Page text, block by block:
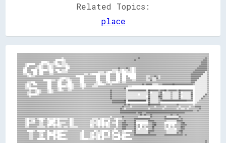
Related Topics:
place
▒▒▒▒▒▒▒▒▒▒▒▒▒▒▒▒▒▒▒▒▒▒▒▒▒▒▒▒▒▒▒▒▒▒▒▒▒▒▒▒▒▒▒▒░░▒▒▒▒▒▒▒▒▒▒▒▒▒▒▒▒▒▒▒▒▒▒▒▒▒▒▒▒▒▒▒▒▒▒▒▒▒▒▒▒▒▒▒▒▒▒▒▒▒▒▒▒▒▒▒▒▒▒▒▒▒▒▒▒▒▒▒▒▒▒▒▒▒▒▓▓▒▒▒▒▒▒▒▒▒▒▒▒▒▒▒▒▒▒▒▒▒▒▒▒▒▒▒▒▒▒▒▒▒▒▒▒▒▒▒▒▒▒▒▒▒▒▒▒▒▒▒▒▒▒▒▒▒▒▒▒▒▒▒▒▓▓▒▒
▒▒▒▒▒▒▒▒▒▒▒▒▒▒▒▒▒▒▒▒▒▒▒▒▒▒▒▒▒▒▒▒▒▒▒▒▒▒        ░░▒▒▒▒▒▒▒▒▒▒▒▒▒▒▒▒▒▒▒▒▒▒▒▒▒▒▒▒▒▒▒▒▒▒▒▒▒▒▒▒▒▒▒▒▒▒▒▒▒▒▒▒▒▒▒▒▒▒▒▒▒▒▒▒▒▒▒▒▓▓▒▒▒▒▒▒▒▒▒▒▒▒▒▒▒▒▒▒▒▒▒▒▒▒▒▒▒▒▒▒▒▒▒▒▒▒▒▒▒▒▒▒▒▒▒▒▒▒▒▒▒▒▒▒▒▒▒▒▒▒▒▒▒▒▒▒▓▓▓▓▒▒
▒▒▒▒▒▒▒▒▒▒▒▒▒▒▒▒▒▒▒▒▒▒▒▒      ░░▒▒▒▒░░  ▒▒▒▒░░░░▒▒▒▒▒▒▒▒▒▒▒▒▒▒▒▒▒▒▒▒▒▒▒▒▒▒▒▒▒▒▒▒▒▒▒▒▒▒▒▒▒▒▒▒▒▒▒▒▒▒▒▒▒▒▒▒▒▒▒▒▒▒▒▒▒▒▒▒▒▒▒▒▒▒▒▒▒▒▒▒▒▒▒▒▒▒▒▒▒▒▒▒▒▒▒▒▒▒▒▒▒▒▒▒▒▒▒▒▒▒▒▒▒▒▒▒▒▒▒▒▒▒▒▒▒▒▒▒▒▒▒▒▒▒▓▓▓▓▓▓▒▒
▒▒▒▒▒▒▒▒░░        ▒▒▒▒░░  ░░░░  ░░░░░░  ░░▒▒░░░░░░▒▒▒▒▒▒▒▒▒▒▒▒▒▒▒▒▒▒▒▒▒▒▒▒▒▒▒▒▒▒▒▒▒▒▒▒▒▒▒▒▒▒▒▒▒▒▒▒▒▒▒▒▒▒▒▒▒▒▒▒▒▒▒▒▒▒▒▒▒▒▒▒▒▒▒▒▒▒▒▒▒▒▒▒▒▒▒▒▒▒▒▒▒▒▒▒▒▒▒▒▒▒▒▒▒▒▒▒▒▒▒▒▒▒▒▒▒▒▒▒▒▒▒▒▒▒▒▒▒▒▒▒▓▓▓▓▓▓▒▒
▒▒▒▒▒▒▒▒░░  ▒▒▒▒▒▒▒▒░░  ░░▒▒▒▒░░  ░░▒▒░░    ░░░░  ░░▒▒▒▒▒▒▒▒▒▒▒▒▒▒▒▒▒▒▒▒▒▒▒▒▒▒▒▒▒▒▒▒▒▒▒▒▒▒▒▒▒▒▒▒▒▒▒▒▒▒▒▒▒▒▒▒▒▒▒▒▒▒▒▒▒▒▒▒▒▒▒▒▒▒▒▒▒▒▒▒▒▒▒▒▒▒▒▒▒▒▒▒▒▒▒▒▒▒▒▒▒▒▒▒▒▒▒▒▒▒▒▒▒▒▒▒▒▒▒▒▒▒▒▒▒▒▒▒▓▓▓▓▓▓▓▓▒▒
▒▒▒▒▒▒░░  ▒▒▒▒▒▒▒▒░░░░  ░░▒▒▒▒░░  ░░▒▒▒▒▒▒▒▒▒▒▒▒    ▒▒▒▒▒▒▒▒▒▒▒▒▒▒▒▒▒▒▒▒▒▒▒▒▒▒▒▒▒▒▒▒▒▒▒▒▒▒▒▒▒▒▒▒▒▒▒▒▓▓▒▒▒▒▒▒▓▓▒▒░░  ░░▒▒▒▒▒▒▒▒▒▒▒▒▒▒▒▒▒▒▒▒▒▒▒▒▒▒▒▒▒▒▒▒▒▒▒▒▒▒▒▒▒▒▒▒▒▒▒▒▒▒▒▒▒▒▒▒▒▒▒▒▓▓▓▓▓▓▓▓▓▓▒▒
▒▒▒▒▒▒    ▒▒▒▒      ▒▒        ░░    ▒▒    ▒▒░░░░  ▒▒▒▒▒▒▒▒▒▒▒▒▒▒▒▒▒▒▒▒▒▒▒▒▒▒▒▒▒▒▒▒▒▒▒▒▒▒▒▒▒▒▒▒░░░░░░▒▒░░  ░░░░▒▒░░  ░░▒▒▒▒▒▒▒▒▒▒▒▒▒▒▒▒▒▒▒▒▒▒▒▒▒▒▒▒▒▒▒▒▒▒▒▒▒▒▒▒▒▒▒▒▒▒▒▒▒▒▒▒▒▒▒▒▒▒▓▓▓▓▓▓▓▓▓▓▓▓▒▒
▒▒▒▒▒▒    ▒▒▒▒▒▒    ▒▒    ▒▒▒▒▒▒    ▒▒▒▒    ░░░░░░▒▒▒▒▒▒▒▒▒▒▒▒▒▒▒▒▒▒▒▒▒▒▒▒▒▒▒▒▒▒░░░░░░▒▒░░    ░░░░  ░░░░    ░░░░░░  ░░▒▒▒▒▒▒▒▒▒▒▒▒▒▒▒▒▒▒▒▒▒▒▒▒▒▒▒▒▒▒▒▒▒▒▒▒▒▒▒▒▒▒▒▒▒▒▒▒▒▒▒▒▒▒▒▒▓▓▓▓▓▓▓▓▓▓▓▓░░▒▒
▒▒▒▒▒▒░░░░  ░░▒▒    ▒▒    ▒▒▒▒▒▒░░░░▒▒▒▒▒▒▒▒▒▒▒▒▒▒▒▒▒▒▒▒▒▒▒▒▒▒▒▒▒▒░░░░▒▒░░        ░░░░░░    ▒▒▒▒▒▒    ▒▒              ▒▒▒▒▒▒▒▒▒▒▒▒▒▒▒▒▒▒▒▒▒▒▒▒▒▒▒▒▒▒▒▒▒▒▒▒▒▒▒▒▒▒▒▒▒▒▒▒▒▒▒▒▒▒▓▓▓▓▓▓▓▓▓▓▓▓░░░░▒▒
▒▒▒▒▒▒▒▒▒▒░░  ░░░░▒▒▒▒▒▒▒▒▒▒▒▒▒▒▒▒▒▒▒▒▒▒▒▒▒▒▒▒▒▒▒▒▒▒▒▒▒▒▒▒        ▒▒▒▒▒▒▒▒▒▒▒▒    ▒▒▒▒▒▒    ▒▒▒▒▒▒    ▒▒    ▒▒        ▒▒▒▒▒▒▒▒▒▒░░░░▒▒▒▒▓▓▒▒░░▒▒▒▒▒▒▒▒▒▒▒▒▒▒▒▒▒▒▒▒▒▒▒▒▒▒▒▒▒▒▓▓▓▓▓▓▓▓▓▓░░░░░░▒▒
▒▒▒▒▒▒▒▒▒▒▒▒▒▒▒▒▒▒▒▒▒▒▒▒▒▒▒▒▒▒▒▒▒▒▒▒▒▒▒▒▒▒░░    ░░░░▒▒▒▒▒▒▒▒▒▒    ▒▒▒▒▒▒▒▒▒▒▒▒    ▒▒▒▒▒▒    ▒▒▒▒▒▒    ▒▒    ▒▒▒▒      ▒▒▒▒▒▒▒▒▒▒░░▒▒▒▒░░░░▓▓░░▒▒▒▒▒▒▒▒▒▒▒▒▒▒▒▒▒▒▒▒▒▒▒▒▒▒▒▒▒▒▓▓▓▓▓▓▓▓░░░░░░░░▒▒
▒▒▒▒▒▒▒▒▒▒▒▒▒▒▒▒▒▒▒▒▒▒▒▒▒▒        ░░░░▒▒░░  ░░▒▒░░  ░░▒▒▒▒▒▒▒▒    ▒▒▒▒▒▒▒▒▒▒▒▒    ▒▒▒▒▒▒    ▒▒▒▒▒▒    ▒▒    ▒▒▒▒▒▒░░░░▒▒▒▒▒▒▒▒▒▒░░░░▓▓░░░░▒▒▒▒▒▒▒▒▒▒▒▒▒▒▒▒▒▒▒▒▒▒▒▒▒▒▒▒▒▒▒▒▒▒▓▓▓▓▓▓░░░░░░░░░░▒▒
▒▒▒▒▒▒▒▒▒▒░░░░    ▒▒▒▒▒▒▒▒▒▒▒▒    ▒▒▒▒▒▒    ▒▒▒▒▒▒    ▒▒▒▒▒▒▒▒    ▒▒▒▒▒▒▒▒▒▒▒▒░░  ░░▒▒▒▒░░  ░░      ░░▒▒░░░░▒▒▒▒▒▒▒▒▒▒▒▒▒▒▒▒▒▒▒▒▒▒▒▒▒▒▒▒▒▒▒▒▒▒▒▒▒▒▒▒▒▒▒▒▒▒▒▒▒▒▒▒▒▒▒▒▒▒▒▒▒▒▒▒▓▓▓▓░░░░░░░░░░░░▒▒
▒▒▒▒▒▒▒▒░░  ░░▒▒    ▒▒▒▒▒▒▒▒▒▒    ▒▒▒▒▒▒    ▒▒▒▒░░    ░░▒▒▒▒▒▒░░  ░░▒▒▒▒▒▒▒▒░░░░      ░░▒▒▒▒░░▒▒▒▒▒▒▒▒▒▒▒▒▒▒▒▒▒▒▒▒▒▒▒▒▒▒▒▒▒▒▓▓▒▒▓▓▓▓▓▓░░░░░░▒▒▒▒▓▓▓▓▓▓▓▓▓▓██▓▓▓▓▓▓▓▓▓▓▓▓▓▓▓▓▓▓▒▒░░░░░░░░░░░░▒▒
▒▒▒▒▒▒▒▒░░░░        ▒▒▒▒▒▒▒▒▒▒    ▒▒▒▒▒▒░░  ▒▒▒▒▒▒░░  ░░▒▒▒▒▒▒▒▒░░▒▒▒▒▒▒▒▒▒▒▒▒▒▒▒▒▒▒▒▒▒▒▒▒▒▒▒▒▒▒▒▒▒▒▒▒▒▒▒▒▓▓                                                                    ░░░░░░░░░░░░▒▒
▒▒▒▒▒▒▒▒▒▒▒▒░░▒▒▒▒░░  ░░▒▒▒▒▒▒░░  ░░▒▒▒▒░░  ░░▒▒▒▒░░░░▒▒▒▒▒▒▒▒▒▒▒▒▒▒▒▒▒▒▒▒▒▒▒▒▒▒▒▒▒▒▒▒▒▒▒▒▒▒▓▓▒▒▒▒▒▒▒▒▒▒▒▒▒▒░░▓▓▓▓▓▓▓▓▓▓▓▓▓▓▓▓▓▓░░██▓▓▓▓▓▓▓▓▒▒▓▓▓▓██▒▒▓▓▓▓▓▓▓▓▒▒██▓▓▓▓▓▓▓▓▓▓▓▓  ░░░░░░░░░░░░▒▒
▒▒▒▒▒▒▒▒▒▒░░░░▒▒▒▒░░  ░░▒▒▒▒▒▒░░  ░░▒▒▒▒▒▒▒▒▒▒▒▒▒▒▒▒▒▒▒▒▒▒▒▒▒▒▒▒▒▒▒▒▒▒▒▒▒▒▒▒▒▒▒▒▒▒▒▒▒▒▒▒▒▒▒▒▓▓▒▒▒▒▒▒▒▒▒▒▒▒▒▒░░░░░░░░░░░░░░░░░░░░░░▓▓  ░░░░░░▒▒▓▓  ░░░░░░▒▒░░░░░░▓▓  ░░░░░░░░▓▓  ░░░░░░░░░░░░▒▒
▒▒▒▒▒▒▒▒▒▒░░        ░░▒▒▒▒▒▒▒▒▒▒▒▒▒▒▒▒▒▒▒▒▒▒▒▒▒▒▒▒▒▒▒▒▒▒▒▒▒▒▒▒▒▒▒▒▒▒▒▒▒▒▒▒▒▒▒▒▒▒▒▒▒▒▒▒▒▒▒▒▒▒▓▓▒▒▒▒▒▒▒▒▒▒▒▒▒▒░░░░░░░░░░░░  ░░░░░░░░▓▓░░░░░░░░▒▒▓▓░░░░░░░░▒▒░░░░░░▓▓░░░░░░░░░░██  ░░░░░░░░░░▓▓▒▒
▒▒▒▒▒▒▒▒▒▒▒▒░░▒▒▒▒▒▒▒▒▒▒▒▒▒▒▒▒▒▒▒▒▒▒▒▒▒▒▒▒▒▒▒▒▒▒▒▒▒▒▒▒▒▒▒▒▒▒▒▒▒▒▒▒▒▒▒▒▒▒▒▒▒▒▒▒▒▒▒▒▒▒▒▒▒▒▒▒▒▒▓▓▒▒▒▒▒▒▒▒▒▒▒▒▒▒░░░░░░░░░░░░░░░░░░░░  ▓▓░░░░░░░░██▓▓░░░░░░░░▒▒░░░░░░▓▓  ░░░░░░░░▓▓  ░░░░░░░░▓▓▒▒▒▒
▒▒▒▒▒▒▒▒▒▒▒▒▒▒▒▒▒▒▒▒▒▒▒▒▒▒▒▒▒▒▒▒▒▒▒▒▒▒▒▒▒▒▒▒▒▒▒▒▒▒▒▒▒▒▒▒▒▒▒▒▒▒▒▒▒▒▒▒▒▒▒▒▒▒▒▒▒▒▒▒▒▒▒▒▒▒▒▒▒▒▒▒▓▓▒▒▒▒▒▒▒▒▒▒▒▒▒▒░░░░░░░░░░░░░░░░░░░░░░██░░░░░░░░▒▒▓▓░░░░░░░░▒▒░░░░░░▓▓░░░░░░░░░░▓▓  ░░░░░░▓▓▒▒▒▒▒▒
▒▒▒▒▒▒▒▒▒▒▒▒▒▒▒▒▒▒▒▒▒▒▒▒▒▒▒▒▒▒▒▒▒▒▒▒▒▒▒▒▒▒▒▒▒▒▒▒▒▒▒▒▒▒▒▒▒▒▒▒▒▒▒▒▒▒▒▒▒▒▒▒▒▒▒▒▒▒▒▒▒▒▒▒▒▒▒▒▒▒▒▒▒▒▓▓▓▓▓▓▓▓▓▓▓▓██░░██████████████████░░▓▓░░░░░░░░▒▒▓▓████████████████████████▓▓▓▓▓▓  ░░░░▒▒▒▒▒▒▒▒▒▒
▒▒▒▒▒▒▒▒▒▒▒▒▒▒▒▒▒▒▒▒▒▒▒▒▒▒▒▒▒▒▒▒▒▒▒▒▒▒▒▒▒▒▒▒▒▒▒▒▒▒▒▒▒▒▒▒▒▒▒▒▒▒▒▒▒▒▒▒▒▒▒▒▒▒▒▒▒▒▒▒▒▒▒▒▒▒▒▒▒▒▒▒▒▒▓▓▓▓▓▓▓▓▓▓▓▓▓▓                      ▓▓░░░░░░░░▒▒                                  ░░▒▒▒▒▒▒▒▒▒▒▒▒
▒▒▒▒▒▒▒▒▒▒▒▒▒▒▒▒▒▒▒▒▒▒▒▒▒▒▒▒▒▒▒▒▒▒▒▒▒▒▒▒▒▒▒▒▒▒▒▒▒▒▒▒▒▒▒▒▒▒▒▒▒▒▒▒▒▒▒▒▒▒▒▒▒▒▒▒▒▒▒▒▒▒▒▒▒▒▒▒▒▒▒▒▒▒▒▒▒▒▒▒▒▒▒▒▒▒▓▓▒▒▓▓▒▒▒▒▒▒▒▒▒▒▒▒▒▒▒▒▒▒██▓▓▓▓▓▓▓▓▓▓▒▒▒▒▒▒▒▒▒▒▒▒▒▒▒▒▓▓▒▒▒▒▒▒▒▒▒▒▒▒▒▒░░▒▒▒▒▒▒▒▒▒▒▒▒▒▒
▒▒▒▒▒▒▒▒▒▒▒▒▒▒▒▒▒▒▒▒▒▒▒▒▒▒▒▒▒▒▒▒▒▒▒▒▒▒▒▒▒▒▒▒▒▒▒▒▒▒▒▒▒▒▒▒▒▒▒▒▒▒▒▒▒▒▒▒▒▒▒▒▒▒▒▒▒▒▒▒▒▒▒▒▒▒▒▒▒▒▒▒▒▒▒▒▒▒▒▒▒▒▒▒▓▓▒▒▒▒▒▒░░▒▒▒▒▒▒▒▒▒▒▒▒▒▒▒▒▒▒▒▒▒▒░░▒▒▒▒▒▒▒▒░░▒▒▒▒▒▒▒▒▒▒▒▒░░▒▒▒▒▒▒▒▒░░▒▒▒▒▓▓▓▓▓▓▒▒▒▒▒▒▒▒
▒▒▒▒▒▒▒▒▒▒▒▒▒▒▒▒▒▒▒▒▒▒▒▒▒▒▒▒▒▒▒▒▒▒▒▒▒▒▒▒▒▒▒▒▒▒▒▒▒▒▒▒▒▒▒▒▒▒▒▒▒▒▒▒▒▒▒▒▒▒▒▒▒▒▒▒▒▒▒▒▒▒▒▒▒▒▒▒▒▒▒▒▒▒▒▒▒▒▒▒▒▒▓▓▒▒░░▒▒▒▒▒▒▒▒▒▒▒▒▒▒▒▒▒▒▒▒▒▒░░▒▒▒▒▒▒▒▒▒▒▒▒░░▒▒▒▒▒▒▒▒▒▒▒▒░░▒▒░░░░▒▒░░▒▒▒▒▒▒▒▒▒▒▓▓▒▒▒▒▒▒▒▒
▒▒▒▒▒▒▒▒▒▒▒▒▒▒▒▒▒▒▒▒▒▒▒▒▒▒▒▒▒▒▒▒▒▒▒▒▒▒▒▒▒▒▒▒▒▒▒▒▒▒▒▒▒▒▒▒▒▒▒▒▒▒▒▒▒▒▒▒▒▒▒▒▒▒▒▒▒▒▒▒▒▒▒▒▒▒▒▒▒▒▒▒▒▒▒▒▒▒▒▒▒▒▓▓▓▓▓▓▓▓▓▓▓▓▓▓▓▓▓▓▓▓▓▓▓▓▓▓▓▓▓▓▓▓▓▓▓▓▓▓▓▓▓▓▓▓▓▓▓▓▓▓▓▓▓▓▓▓▓▓▓▓▓▓▓▓▓▓▓▓▓▓▓▓▒▒▒▒▓▓▒▒▒▒▒▒▒▒▒▒
▒▒▒▒▒▒▒▒▒▒▒▒▒▒▒▒▒▒▒▒▒▒▒▒▒▒▒▒▒▒▒▒▒▒▒▒▒▒▒▒▒▒▒▒▒▒▒▒▒▒▒▒▒▒▒▒▒▒▒▒▒▒▒▒▒▒▒▒▒▒▒▒▒▒▒▒▒▒▒▒▒▒▒▒▒▒▒▒▒▒▒▒▒▒▒▒▒▒▒▒▒▒▓▓▓▓▓▓▓▓▓▓▓▓▓▓▓▓▒▒▓▓▓▓▒▒▒▒▓▓▓▓▓▓▓▓▓▓▓▓▓▓▓▓▓▓▓▓▓▓▓▓▓▓▓▓▓▓▓▓▓▓▓▓▓▓▒▒▒▒▒▒▒▒▒▒▒▒▒▒▒▒▒▒▒▒▒▒▒▒
▒▒▒▒▒▒▒▒▒▒▒▒▒▒▒▒▒▒▒▒▒▒▒▒▒▒▒▒▒▒▒▒▒▒▒▒▒▒▒▒▒▒▒▒▒▒▒▒▒▒▒▒▒▒▒▒▒▒▒▒▒▒▒▒▒▒▒▒▒▒▒▒▒▒▒▒▒▒▒▒▒▒▒▒▒▒▒▒▒▒▒▒▒▒▒▒▒▒▒▒▒▒▒▒▒▒▒▒▒▒▒▒▒▒▒▒▒▒▒▒▒▒▓▓▒▒▓▓▒▒▒▒▓▓▒▒▒▒▒▒▒▒▒▒▒▒▒▒▒▒▒▒▓▓▒▒▒▒▓▓▒▒▒▒▒▒▒▒▒▒▒▒▒▒▒▒▒▒▒▒▒▒▒▒▒▒▒▒▒▒
▒▒▒▒▒▒▒▒▒▒▒▒▒▒▒▒▒▒▒▒▒▒▒▒▒▒▒▒▒▒▒▒▒▒▒▒▒▒▒▒▒▒▒▒▒▒▒▒▒▒▒▒▒▒▒▒▒▒▒▒▒▒▒▒▒▒▒▒▒▒▒▒▒▒▒▒▒▒▒▒▒▒▒▒▒▒▒▒▒▒▒▒░░▒▒▒▒▒▒▒▒▒▒▓▓▒▒▒▒▒▒▒▒▒▒▒▒▒▒░░░░░░░░░░░░▓▓▒▒▒▒▒▒▒▒▒▒▒▒▓▓░░░░░░░░░░░░▓▓▒▒▒▒▒▒▒▒▒▒▒▒▒▒▒▒▒▒▒▒▒▒▒▒▒▒▒▒
▒▒▒▒▒▒▒▒░░  ░░░░░░▒▒░░    ░░▒▒  ░░░░  ░░  ░░░░░░░░▒▒  ░░▒▒▒▒▒▒▒▒▒▒▒▒▒▒▒▒▒▒░░░░░░▒▒░░  ░░░░░░▒▒▒▒░░  ░░░░▒▒▒▒▒▒▒▒▒▒▒▒▓▓▓▓▓▓▓▓▓▓▓▓▓▓▓▓▒▒▒▒▒▒▒▒▒▒▒▒▒▒▓▓▓▓▓▓▓▓▓▓▓▓▓▓▒▒▓▓▒▒▒▒▒▒▒▒▒▒▒▒▒▒▒▒▒▒▒▒▒▒▒▒▒▒
▒▒▒▒▒▒▒▒░░  ▒▒░░  ▒▒▒▒░░  ▒▒▒▒░░      ▒▒  ▒▒▒▒▒▒▒▒▒▒  ░░▒▒▒▒▒▒▒▒▒▒▒▒▒▒▒▒░░░░▒▒░░  ░░  ▒▒▒▒  ▒▒▒▒▒▒  ▒▒▒▒▒▒▓▓▒▒▒▒▒▒▒▒▓▓░░░░░░░░░░░░▓▓▓▓▓▓▒▒▒▒▒▒▒▒▒▒▒▒░░░░░░░░░░▓▓▓▓▓▓▒▒▒▒▒▒▒▒▒▒▒▒▒▒▒▒▒▒▒▒▒▒▒▒▒▒
▒▒▒▒▒▒▒▒░░  ░░░░░░▒▒▒▒░░░░▒▒▒▒░░    ░░▒▒  ░░░░░░▒▒▒▒  ░░▒▒▒▒▒▒▒▒▒▒▒▒▒▒▒▒░░░░░░░░  ░░  ░░  ░░▒▒░░░░  ▒▒▒▒▓▓▓▓▒▒▒▒▒▒▒▒▓▓            ▒▒▒▒▓▓▓▓▒▒▒▒▒▒▒▒            ▒▒▒▒▓▓██▒▒▒▒▒▒▒▒▒▒▒▒▒▒▒▒▒▒▒▒▒▒▒▒
▒▒▒▒▒▒▒▒░░  ▒▒▒▒▒▒▒▒▒▒░░░░▒▒▒▒    ░░  ░░  ░░▒▒▒▒▒▒▒▒  ░░▒▒▒▒▒▒▒▒▒▒▒▒▒▒▒▒  ░░▒▒░░  ░░  ░░  ░░▒▒▒▒▒▒  ▒▒▒▒▓▓▓▓▓▓▒▒▒▒▒▒▓▓░░▒▒  ░░░░░░▒▒▒▒▓▓██▒▒▒▒▒▒▒▒░░▒▒  ░░  ▒▒▒▒▒▒▓▓▓▓▓▓▒▒▒▒▒▒▒▒▒▒▒▒▒▒▒▒▒▒▒▒▒▒
▒▒▒▒▒▒▒▒░░░░▒▒▒▒▒▒▒▒░░░░░░░░▒▒░░▒▒▒▒░░▒▒░░░░▒▒░░░░▒▒░░░░░░░░▒▒▒▒▒▒▒▒▒▒▒▒░░░░▒▒▒▒░░▒▒░░▒▒░░░░▒▒▒▒▒▒░░▒▒▒▒▓▓▓▓▒▒▒▒▒▒▒▒▓▓░░▒▒  ▒▒░░▒▒▒▒▒▒██▒▒▒▒▒▒▒▒▒▒░░▒▒  ▒▒░░▒▒▒▒▒▒██▓▓▒▒▒▒▒▒▒▒▒▒▒▒▒▒▒▒▒▒▒▒▒▒▒▒
▒▒▒▒▒▒▒▒▒▒▒▒▒▒▒▒▒▒▒▒▒▒▒▒▒▒▒▒▒▒▒▒▒▒▒▒▒▒▒▒▒▒▒▒▒▒▒▒▒▒▒▒▒▒▒▒▒▒▒▒▒▒▒▒▒▒▒▒▒▒▒▒▒▒▒▒▒▒▒▒▒▒▒▒▒▒▒▒▒▒▒▒▒▒▒▒░░▒▒▒▒▒▒▓▓▓▓▒▒▒▒▒▒▒▒▓▓░░  ░░░░░░  ▒▒▒▒▓▓▒▒▒▒▒▒▒▒▒▒░░  ░░░░░░  ▒▒▒▒▓▓▓▓▒▒▒▒▒▒▒▒▒▒▒▒▒▒▒▒▒▒▒▒▒▒▒▒
▒▒▒▒▒▒▒▒▒▒      ░░▒▒        ▒▒  ▒▒▒▒  ░░      ░░░░▒▒▒▒▒▒▒▒▒▒▒▒▒▒  ▒▒▒▒▒▒▒▒▒▒  ░░▒▒░░      ░░▒▒░░    ▒▒▒▒░░        ▒▒▓▓░░░░░░░░░░░░▓▓▓▓▓▓▒▒▒▒▒▒▒▒▒▒▒▒░░░░░░░░░░▒▒▓▓██▒▒▒▒▒▒▒▒▒▒▒▒▒▒▒▒▒▒▒▒▒▒▒▒▒▒
▒▒▒▒▒▒▒▒▒▒▒▒░░░░▒▒▒▒▒▒░░░░▒▒▒▒    ░░  ░░  ░░▒▒▒▒▒▒▒▒▒▒▒▒▒▒▒▒▒▒░░  ▒▒▒▒▒▒░░  ▒▒░░░░░░  ▒▒▒▒  ▒▒  ▒▒▒▒░░▒▒░░░░▒▒▒▒▒▒▒▒▓▓░░░░░░░░░░░░▓▓▒▒▒▒▒▒▒▒▒▒▒▒▒▒▒▒░░░░░░░░░░▓▓▒▒▓▓▒▒▒▒▒▒▒▒▒▒▒▒▒▒▒▒▒▒▒▒▒▒▒▒▒▒
▒▒▒▒▒▒▒▒▒▒▒▒░░░░▒▒▒▒▒▒░░  ▒▒▒▒        ▒▒        ▒▒▒▒▒▒▒▒▒▒▒▒▒▒░░  ▒▒▒▒▒▒░░░░▒▒░░  ░░  ▒▒▒▒  ▒▒░░      ▒▒        ▒▒▒▒▓▓▓▓▓▓▓▓▓▓▓▓▓▓▓▓▓▓▓▓▓▓▒▒▒▒▒▒▒▒▓▓▓▓▓▓▓▓▓▓▓▓▓▓▓▓▓▓▒▒▓▓▒▒▒▒▒▒▒▒▒▒▒▒▒▒▒▒▒▒▒▒▒▒
▒▒▒▒▒▒▒▒▒▒▒▒▒▒▒▒▒▒▒▒▒▒▒▒▒▒▒▒▒▒▒▒▒▒▒▒▒▒▒▒▒▒▒▒▒▒▒▒▒▒▒▒▒▒▒▒▒▒▒▒▒▒▒▒▒▒▒▒▒▒▒▒▒▒▒▒▒▒▒▒▒▒▒▒▒▒▒▒▒▒▒▒▒▒▒▒▒▒▒▒▒▒▒▒▒▒▒▒▒▒▒▒▒▒▒▒▒▒▒▒▒▒▒▒▒▒▒▒▒▒▒▒▒▒▒▒▒▒▒▒▒▒▒▒▒▒▒▒▒▒▒▒▒▒▒▒▒▒▒▒▒▒▒▒▒▒▒▒▒▒▒▒▒▒▒▒▒▒▒▒▒▒▒▒▒▒▓▓▒▒